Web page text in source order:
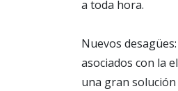
a toda hora.
Nuevos
asociados con la
una gran